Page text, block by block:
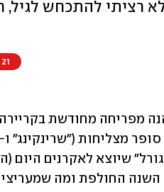
רציתי להתכחש לגיל,
21 תגובות